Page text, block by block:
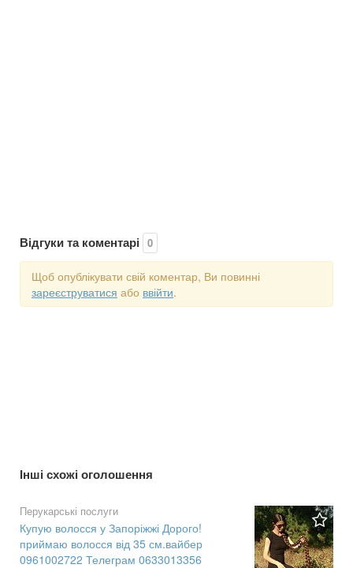
Відгуки та коментарі 0
Щоб опублікувати свій коментар, Ви повинні
зареєструватися або ввійти.
Інші схожі оголошення
Перукарські послуги
Купую волосся у Запоріжжі Дорого!
приймаю волосся від 35 см.вайбер
0961002722 Телеграм 0633013356